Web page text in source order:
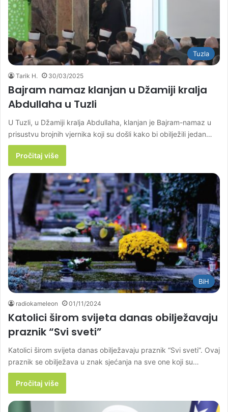
Tuzla
Tarik H. 30/03/2025
Bajram namaz klanjan u Džamiji kralja
Abdullaha u Tuzli
U Tuzli, u Džamiji kralja Abdullaha, klanjan je Bajram-namaz u
prisustvu brojnih vjernika koji su došli kako bi obilježili jedan…
Pročitaj više
BiH
radiokameleon 01/11/2024
Katolici širom svijeta danas obilježavaju
praznik “Svi sveti”
Katolici širom svijeta danas obilježavaju praznik “Svi sveti”. Ovaj
praznik se obilježava u znak sjećanja na sve one koji su…
Pročitaj više